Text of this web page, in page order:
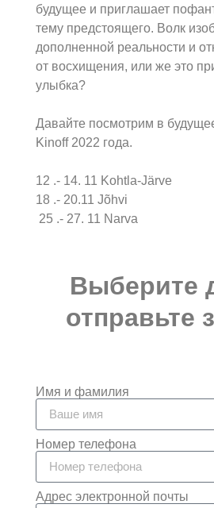
будущее и приглашает
тему предстоящего. Волк
дополненной реальности и
от восхищения, или же это
улыбка?
Давайте посмотрим в
Kinoff 2022 года.
12 .- 14. 11 Kohtla-Järve
18 .- 20.11 Jõhvi
25 .- 27. 11 Narva
Выберите
отправьте
Имя и фамилия
Номер телефона
Адрес электронной почты